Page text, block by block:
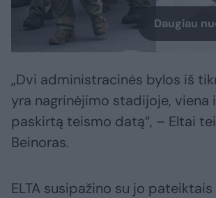
Daugiau
„Dvi administracinės bylos iš
yra nagrinėjimo stadijoje, viena
paskirtą teismo datą“, – Eltai
Beinoras.
ELTA susipažino su jo